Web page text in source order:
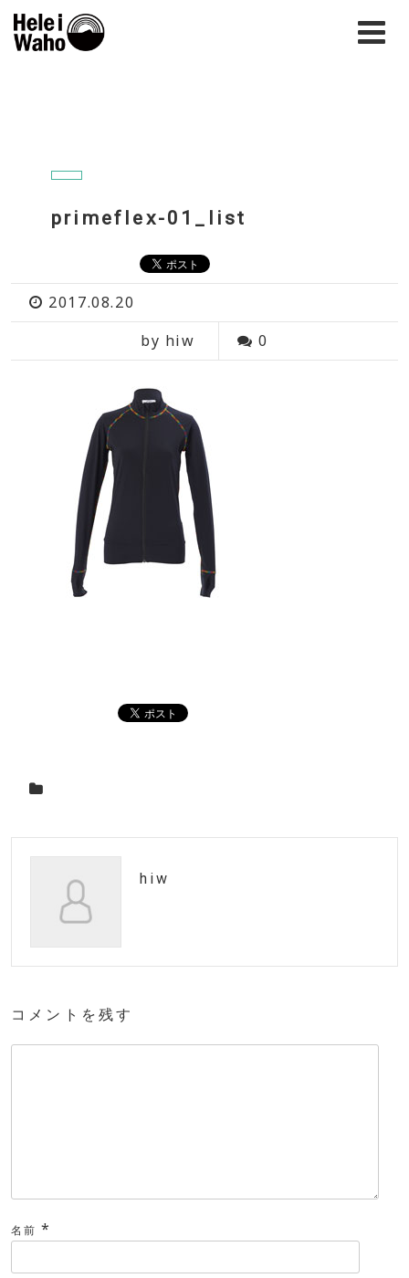
primeflex-01_list
2017.08.20
by hiw
0
hiw
コメントを残す
名前 *